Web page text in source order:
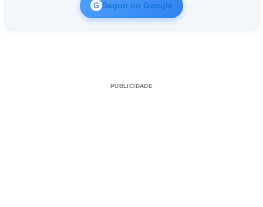
G Seguir no Google
PUBLICIDADE